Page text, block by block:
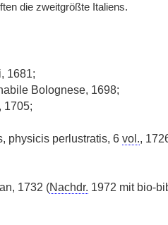
die zweitgrößte Italiens.
1681;
Bolognese, 1698;
1705;
physicis perlustratis, 6 vol.,
1732 (Nachdr. 1972 mit bio-